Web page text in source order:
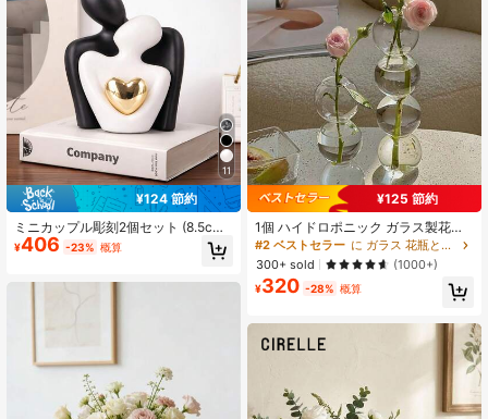
11
¥124 節約
ミニカップル彫刻2個セット (8.5c
m)、白樹脂製、寝室の棚に適したデ
コレーション、ロマンチックな記念
¥406 -23% 概算
¥125 節約
1個 ハイドロポニック ガラス製花
瓶、透明でファッショナブルなイン
テリア装飾ギフト 誕生日 卒業 ホー
ムデコレーション ベース ルームデコ
レーション 花瓶 ガラス製花瓶
#2 ベストセラー
に ガラス 花瓶と花瓶アクセサリー
300+ sold
(1000+)
¥320 -28% 概算